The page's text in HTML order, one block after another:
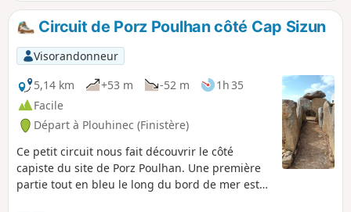
Circuit de Porz Poulhan côté Cap Sizun
Visorandonneur
5,14 km
+53 m -52 m
1h 35
Facile
Départ à Plouhinec (Finistère)
Ce petit circuit nous fait découvrir le côté
capiste du site de Porz Poulhan. Une première
partie tout en bleu le long du bord de mer est